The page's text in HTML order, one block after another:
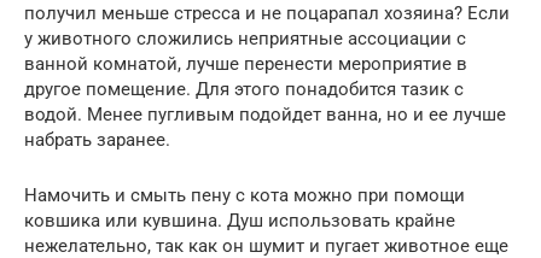
получил меньше стресса и не поцарапал хозяина? Если
у животного сложились неприятные ассоциации с
ванной комнатой, лучше перенести мероприятие в
другое помещение. Для этого понадобится тазик с
водой. Менее пугливым подойдет ванна, но и ее лучше
набрать заранее.
Намочить и смыть пену с кота можно при помощи
ковшика или кувшина. Душ использовать крайне
нежелательно, так как он шумит и пугает животное еще